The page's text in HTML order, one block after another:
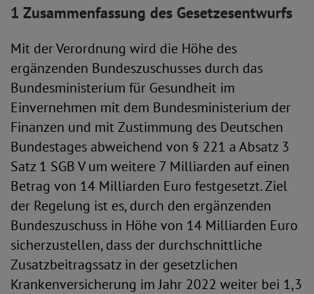
1 Zusammenfassung des Gesetzesentwurfs
Mit der Verordnung wird die Höhe des
ergänzenden Bundeszuschusses durch das
Bundesministerium für Gesundheit im
Einvernehmen mit dem Bundesministerium der
Finanzen und mit Zustimmung des Deutschen
Bundestages abweichend von § 221 a Absatz 3
Satz 1 SGB V um weitere 7 Milliarden auf einen
Betrag von 14 Milliarden Euro festgesetzt. Ziel
der Regelung ist es, durch den ergänzenden
Bundeszuschuss in Höhe von 14 Milliarden Euro
sicherzustellen, dass der durchschnittliche
Zusatzbeitragssatz in der gesetzlichen
Krankenversicherung im Jahr 2022 weiter bei 1,3